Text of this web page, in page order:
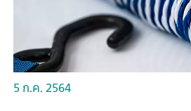
5 ก.ค. 2564